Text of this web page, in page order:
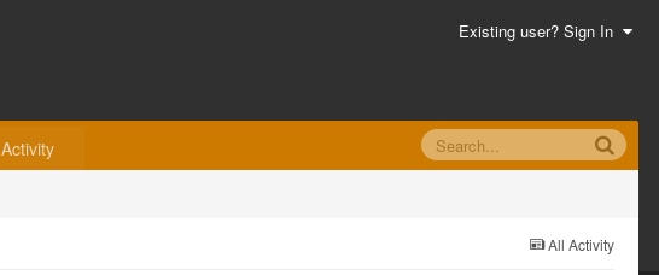
Existing user? Sign In
Activity
All Activity